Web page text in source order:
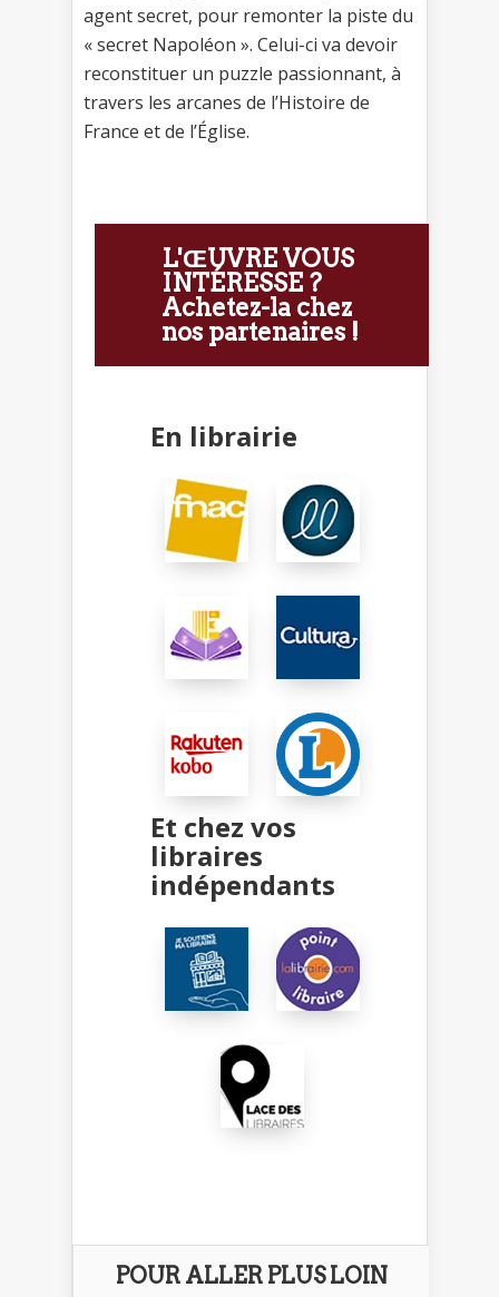
agent secret, pour remonter la piste du
« secret Napoléon ». Celui-ci va devoir
reconstituer un puzzle passionnant, à
travers les arcanes de l’Histoire de
France et de l’Église.
L'ŒUVRE VOUS
INTÉRESSE ?
Achetez-la chez
nos partenaires !
En librairie
Et chez vos
libraires
indépendants
POUR ALLER PLUS LOIN